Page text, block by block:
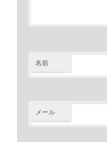
名前
メール